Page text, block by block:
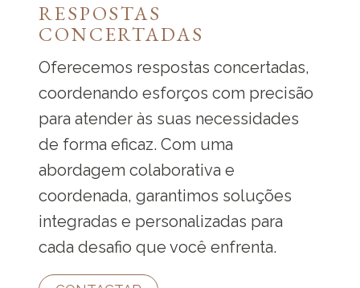
RESPOSTAS
CONCERTADAS
Oferecemos respostas concertadas,
coordenando esforços com precisão
para atender às suas necessidades
de forma eficaz. Com uma
abordagem colaborativa e
coordenada, garantimos soluções
integradas e personalizadas para
cada desafio que você enfrenta.